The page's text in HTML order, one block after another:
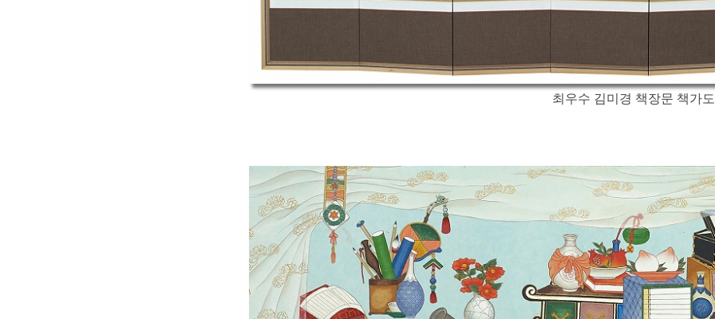
최우수 김미경 책장문 책가